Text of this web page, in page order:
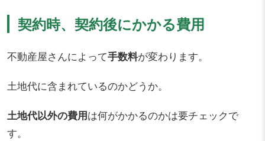
契約時、契約後にかかる費用
不動産屋さんによって手数料が変わります。
土地代に含まれているのかどうか。
土地代以外の費用は何がかかるのかは要チェックで
す。